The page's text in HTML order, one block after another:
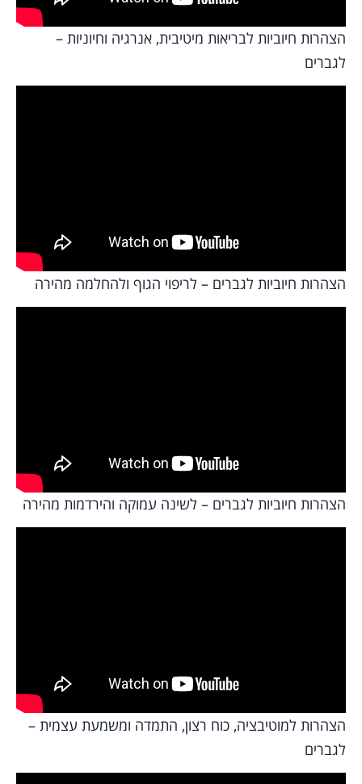
הצהרות חיוביות לבריאות מיטיבית, אנרגיה וחיוניות –
לגברים
הצהרות חיוביות לגברים – לריפוי הגוף ולהחלמה מהירה
הצהרות חיוביות לגברים – לשינה עמוקה והירדמות מהירה
הצהרות למוטיבציה, כוח רצון, התמדה ומשמעת עצמית –
לגברים